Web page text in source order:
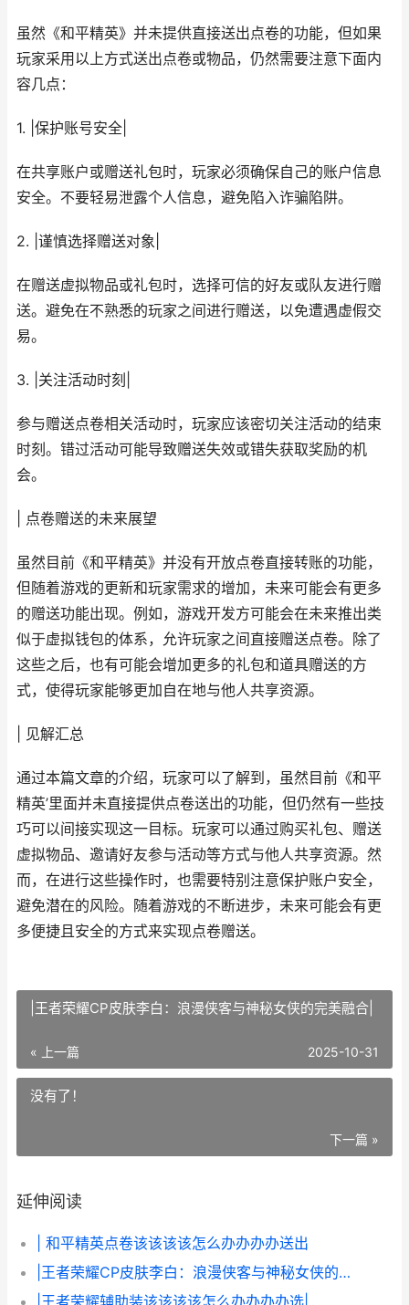
虽然《和平精英》并未提供直接送出点卷的功能，但如果
玩家采用以上方式送出点卷或物品，仍然需要注意下面内
容几点：
1. |保护账号安全|
在共享账户或赠送礼包时，玩家必须确保自己的账户信息
安全。不要轻易泄露个人信息，避免陷入诈骗陷阱。
2. |谨慎选择赠送对象|
在赠送虚拟物品或礼包时，选择可信的好友或队友进行赠
送。避免在不熟悉的玩家之间进行赠送，以免遭遇虚假交
易。
3. |关注活动时刻|
参与赠送点卷相关活动时，玩家应该密切关注活动的结束
时刻。错过活动可能导致赠送失效或错失获取奖励的机
会。
| 点卷赠送的未来展望
虽然目前《和平精英》并没有开放点卷直接转账的功能，
但随着游戏的更新和玩家需求的增加，未来可能会有更多
的赠送功能出现。例如，游戏开发方可能会在未来推出类
似于虚拟钱包的体系，允许玩家之间直接赠送点卷。除了
这些之后，也有可能会增加更多的礼包和道具赠送的方
式，使得玩家能够更加自在地与他人共享资源。
| 见解汇总
通过本篇文章的介绍，玩家可以了解到，虽然目前《和平
精英’里面并未直接提供点卷送出的功能，但仍然有一些技
巧可以间接实现这一目标。玩家可以通过购买礼包、赠送
虚拟物品、邀请好友参与活动等方式与他人共享资源。然
而，在进行这些操作时，也需要特别注意保护账户安全，
避免潜在的风险。随着游戏的不断进步，未来可能会有更
多便捷且安全的方式来实现点卷赠送。
|王者荣耀CP皮肤李白：浪漫侠客与神秘女侠的完美融合|
« 上一篇 2025-10-31
没有了！
下一篇 »
延伸阅读
| 和平精英点卷该该该该怎么办办办办送出
|王者荣耀CP皮肤李白：浪漫侠客与神秘女侠的完美融合|
|王者荣耀辅助装该该该该怎么办办办办选|